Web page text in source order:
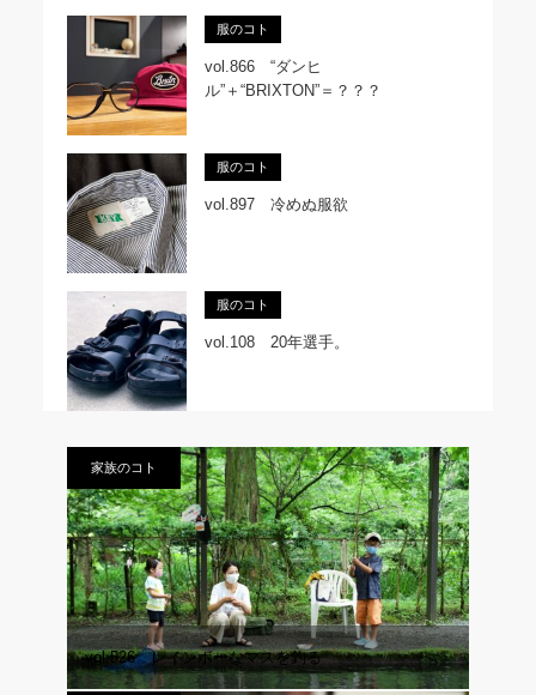
服のコト
vol.866 “ダンヒ
ル”＋“BRIXTON”＝？？？
服のコト
vol.897 冷めぬ服欲
服のコト
vol.108 20年選手。
家族のコト
vol.526 レインボーなマスを釣る